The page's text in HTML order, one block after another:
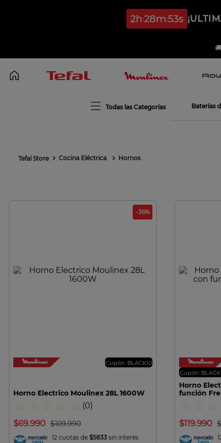
2h 28m52s
Baterías
Cocina Eléctrica Hornos
-36%
Cupón: BLACK10
Horno Electrico Moulinex 28L 1600W
☆ ☆ ☆ ☆ ☆ (0)
$109.990
$69.990
12 cuotas de $5833 sin interés
Cupón:
Horno
función
☆ ☆ ☆
$
$119.990